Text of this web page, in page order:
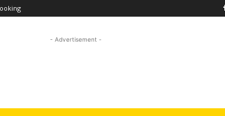
- Advertisement -